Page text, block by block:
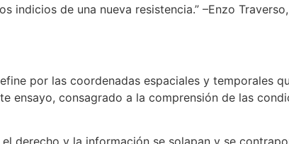
indicios de una nueva resistencia.” –Enzo Traverso,
por las coordenadas espaciales y temporales
ensayo, consagrado a la comprensión de las